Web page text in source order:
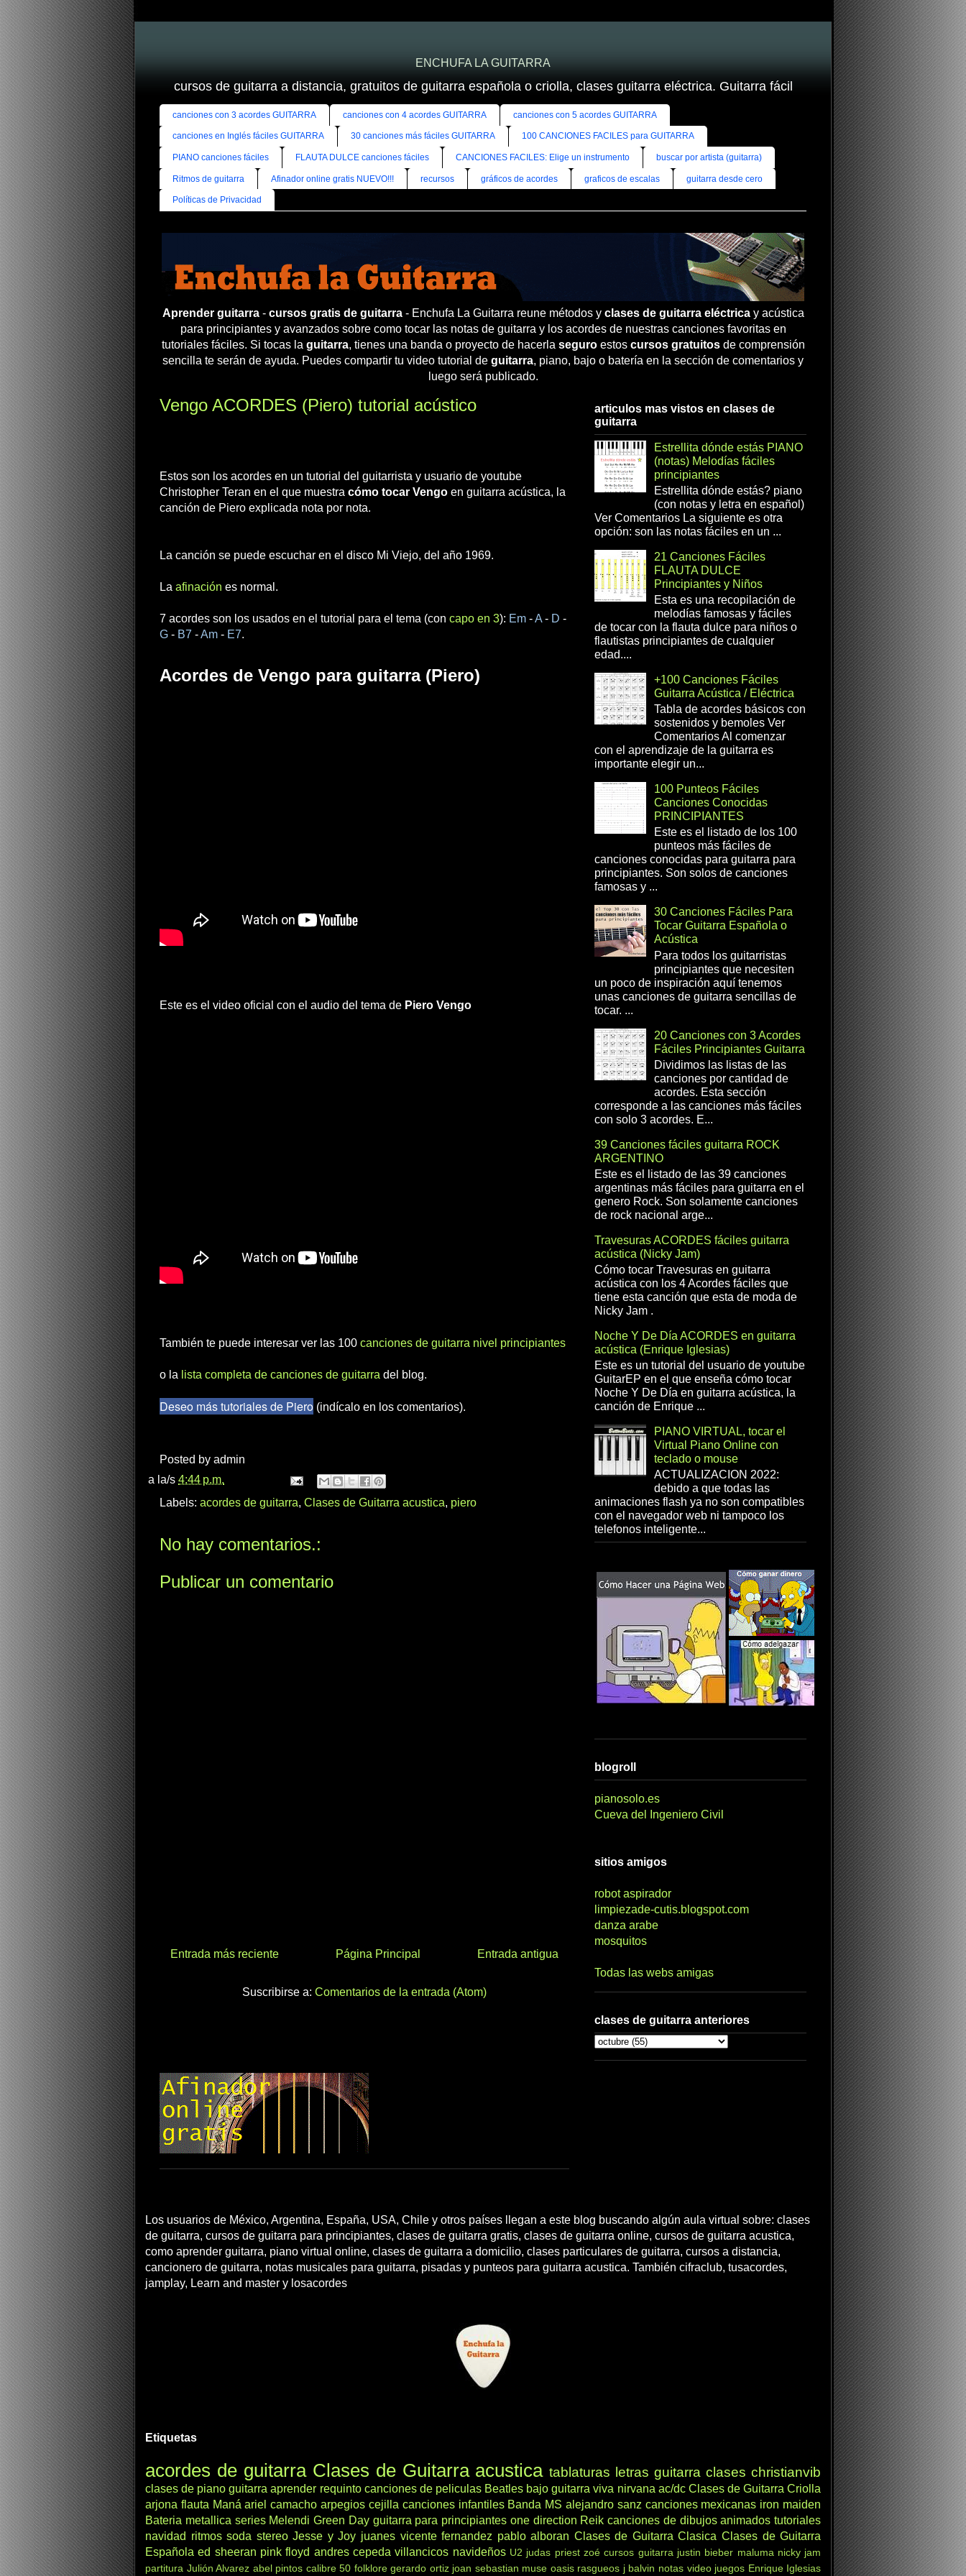
ENCHUFA LA GUITARRA
cursos de guitarra a distancia, gratuitos de guitarra española o criolla, clases guitarra eléctrica. Guitarra fácil
canciones con 3 acordes GUITARRA canciones con 4 acordes GUITARRA canciones con 5 acordes GUITARRA
canciones en Inglés fáciles GUITARRA 30 canciones más fáciles GUITARRA 100 CANCIONES FACILES para GUITARRA
PIANO canciones fáciles FLAUTA DULCE canciones fáciles CANCIONES FACILES: Elige un instrumento buscar por artista (guitarra)
Ritmos de guitarra Afinador online gratis NUEVO!!! recursos gráficos de acordes graficos de escalas guitarra desde cero
Políticas de Privacidad
Aprender guitarra- cursos gratis de guitarra- Enchufa La Guitarra reune métodos y clases de guitarra eléctricay acústica
para principiantes y avanzados sobre como tocar las notas de guitarra y los acordes de nuestras canciones favoritas en
tutoriales fáciles. Si tocas la guitarra, tienes una banda o proyecto de hacerla seguroestos cursos gratuitosde comprensión
sencilla te serán de ayuda. Puedes compartir tu video tutorial de guitarra, piano, bajo o batería en la sección de comentarios y
luego será publicado.
Vengo ACORDES (Piero) tutorial acústico
Estos son los acordes en un tutorial del guitarrista y usuario de youtube
Christopher Teran en el que muestra cómo tocar Vengo en guitarra acústica, la
canción de Piero explicada nota por nota.
La canción se puede escuchar en el disco Mi Viejo, del año 1969.
La afinación es normal.
7 acordes son los usados en el tutorial para el tema (con capo en 3): Em -A - D -
G - B7 -Am - E7.
Acordes de Vengo para guitarra (Piero)
Este es el video oficial con el audio del tema de Piero Vengo
También te puede interesar ver las 100 canciones de guitarra nivel principiantes
o la lista completa de canciones de guitarra del blog.
Deseo más tutoriales de Piero (indícalo en los comentarios).
Posted by admin
a la/s 4:44 p.m.
Labels: acordes de guitarra, Clases de Guitarra acustica, piero
No hay comentarios.:
Publicar un comentario
Entrada más reciente Entrada antigua
Página Principal
Suscribirse a: Comentarios de la entrada (Atom)
articulos mas vistos en clases de
guitarra
Estrellita dónde estás PIANO
(notas) Melodías fáciles
principiantes
Estrellita dónde estás? piano
(con notas y letra en español)
Ver Comentarios La siguiente es otra
opción: son las notas fáciles en un ...
21 Canciones Fáciles
FLAUTA DULCE
Principiantes y Niños
Esta es una recopilación de
melodías famosas y fáciles
de tocar con la flauta dulce para niños o
flautistas principiantes de cualquier
edad....
+100 Canciones Fáciles
Guitarra Acústica / Eléctrica
Tabla de acordes básicos con
sostenidos y bemoles Ver
Comentarios Al comenzar
con el aprendizaje de la guitarra es
importante elegir un...
100 Punteos Fáciles
Canciones Conocidas
PRINCIPIANTES
Este es el listado de los 100
punteos más fáciles de
canciones conocidas para guitarra para
principiantes. Son solos de canciones
famosas y ...
30 Canciones Fáciles Para
Tocar Guitarra Española o
Acústica
Para todos los guitarristas
principiantes que necesiten
un poco de inspiración aquí tenemos
unas canciones de guitarra sencillas de
tocar. ...
20 Canciones con 3 Acordes
Fáciles Principiantes Guitarra
Dividimos las listas de las
canciones por cantidad de
acordes. Esta sección
corresponde a las canciones más fáciles
con solo 3 acordes. E...
39 Canciones fáciles guitarra ROCK
ARGENTINO
Este es el listado de las 39 canciones
argentinas más fáciles para guitarra en el
genero Rock. Son solamente canciones
de rock nacional arge...
Travesuras ACORDES fáciles guitarra
acústica (Nicky Jam)
Cómo tocar Travesuras en guitarra
acústica con los 4 Acordes fáciles que
tiene esta canción que esta de moda de
Nicky Jam .
Noche Y De Día ACORDES en guitarra
acústica (Enrique Iglesias)
Este es un tutorial del usuario de youtube
GuitarEP en el que enseña cómo tocar
Noche Y De Día en guitarra acústica, la
canción de Enrique ...
PIANO VIRTUAL, tocar el
Virtual Piano Online con
teclado o mouse
ACTUALIZACION 2022:
debido a que todas las
animaciones flash ya no son compatibles
con el navegador web ni tampoco los
telefonos inteligente...
blogroll
pianosolo.es
Cueva del Ingeniero Civil
sitios amigos
robot aspirador
limpiezade-cutis.blogspot.com
danza arabe
mosquitos
Todas las webs amigas
clases de guitarra anteriores
Los usuarios de México, Argentina, España, USA, Chile y otros países llegan a este blog buscando algún aula virtual sobre: clases
de guitarra, cursos de guitarra para principiantes, clases de guitarra gratis, clases de guitarra online, cursos de guitarra acustica,
como aprender guitarra, piano virtual online, clases de guitarra a domicilio, clases particulares de guitarra, cursos a distancia,
cancionero de guitarra, notas musicales para guitarra, pisadas y punteos para guitarra acustica. También cifraclub, tusacordes,
jamplay, Learn and master y losacordes
Etiquetas
acordes de guitarra Clases de Guitarra acustica tablaturas letras guitarra clases christianvib
clases de piano guitarra aprender requinto canciones de peliculas Beatles bajo guitarra viva nirvana ac/dc Clases de Guitarra Criolla
arjona flauta Maná ariel camacho arpegios cejilla canciones infantiles Banda MS alejandro sanz canciones mexicanas iron maiden
Bateria metallica series Melendi Green Day guitarra para principiantes one direction Reik canciones de dibujos animados tutoriales
navidad ritmos soda stereo Jesse y Joy juanes vicente fernandez pablo alboran Clases de Guitarra Clasica Clases de Guitarra
Española ed sheeran pink floyd andres cepeda villancicos navideños U2 judas priest zoé cursos guitarra justin bieber maluma nicky jam
partitura Julión Alvarez abel pintos calibre 50 folklore gerardo ortiz joan sebastian muse oasis rasgueos j balvin notas video juegos Enrique Iglesias